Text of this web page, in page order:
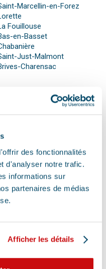
des fonctionnalités
d'analyser notre trafic.
informations sur
partenaires de médias
Afficher les détails
Marcellin-en-Forez
Fouillouse
en-Basset
Just-Malmont
Charensac
?
pas possible de se
certains gestes
une telle situation est de
la clinique d’urgence
domicile. Il est important
vous assurer de la
chez son animal et décrire
ou abattement doit
de conscience, les